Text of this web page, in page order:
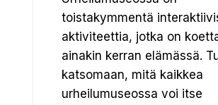
toistakymmentä
aktiviteettia, jotka on
ainakin kerran elämässä.
katsomaan, mitä kaikkea
urheilumuseossa voi itse